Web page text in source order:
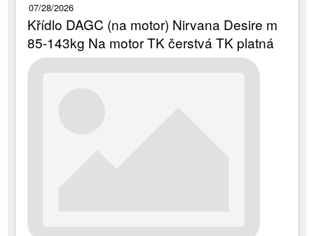
07/28/2026
Křídlo DAGC (na motor) Nirvana Desire m
85-143kg Na motor TK čerstvá TK platná